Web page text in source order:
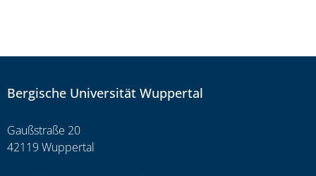
Bergische Universität Wuppertal
Gaußstraße 20
42119 Wuppertal